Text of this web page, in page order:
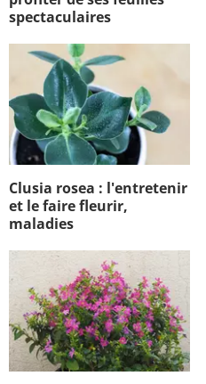
spectaculaires
Clusia rosea : l'entretenir
et le faire fleurir,
maladies